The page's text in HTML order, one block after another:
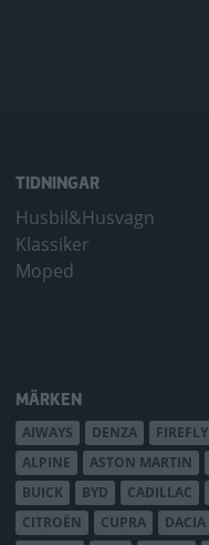
TIDNINGAR
Husbil&Husvagn
Klassiker
Moped
MÄRKEN
AIWAYS DENZA FIREFLY
ALPINE
ASTON MARTIN
BUICK
BYD CADILLAC
CITROËN
CUPRA DACIA